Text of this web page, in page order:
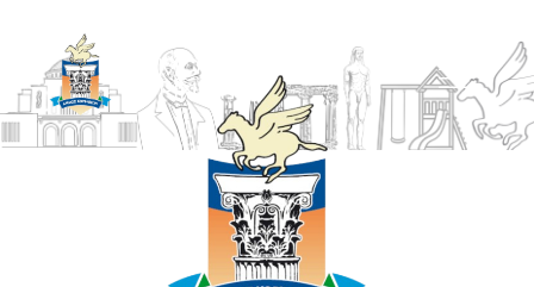
ΔΗΜΟΣ
ΚΟΡΙΝΘΙΩΝ